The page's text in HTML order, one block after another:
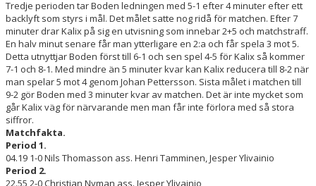
Tredje perioden tar Boden ledningen med 5-1 efter 4 minuter efter ett
backlyft som styrs i mål. Det målet satte nog ridå för matchen. Efter 7
minuter drar Kalix på sig en utvisning som innebar 2+5 och matchstraff.
En halv minut senare får man ytterligare en 2:a och får spela 3 mot 5.
Detta utnyttjar Boden först till 6-1 och sen spel 4-5 för Kalix så kommer
7-1 och 8-1. Med mindre än 5 minuter kvar kan Kalix reducera till 8-2 när
man spelar 5 mot 4 genom Johan Pettersson. Sista målet i matchen till
9-2 gör Boden med 3 minuter kvar av matchen. Det är inte mycket som
går Kalix väg för närvarande men man får inte förlora med så stora
siffror.
Matchfakta.
Period 1.
04.19 1-0 Nils Thomasson ass. Henri Tamminen, Jesper Ylivainio
Period 2.
22.55 2-0 Christian Nyman ass. Jesper Ylivainio